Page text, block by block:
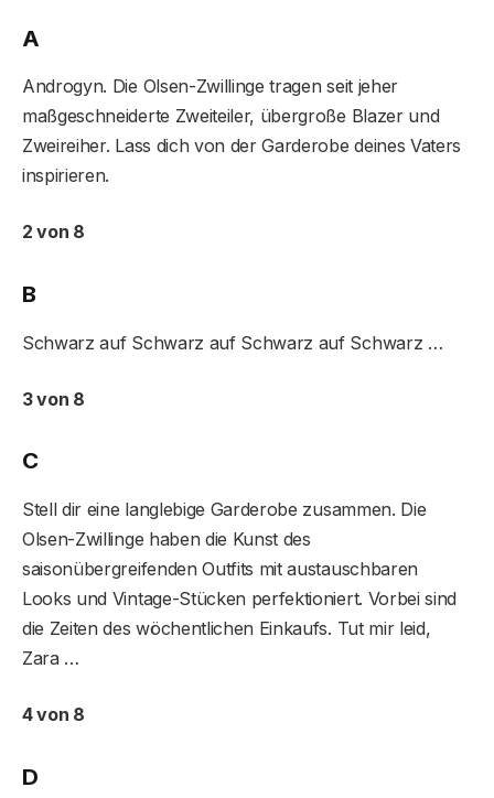
A
Androgyn. Die Olsen-Zwillinge tragen seit jeher
maßgeschneiderte Zweiteiler, übergroße Blazer und
Zweireiher. Lass dich von der Garderobe deines Vaters
inspirieren.
2 von 8
B
Schwarz auf Schwarz auf Schwarz auf Schwarz …
3 von 8
C
Stell dir eine langlebige Garderobe zusammen. Die
Olsen-Zwillinge haben die Kunst des
saisonübergreifenden Outfits mit austauschbaren
Looks und Vintage-Stücken perfektioniert. Vorbei sind
die Zeiten des wöchentlichen Einkaufs. Tut mir leid,
Zara …
4 von 8
D